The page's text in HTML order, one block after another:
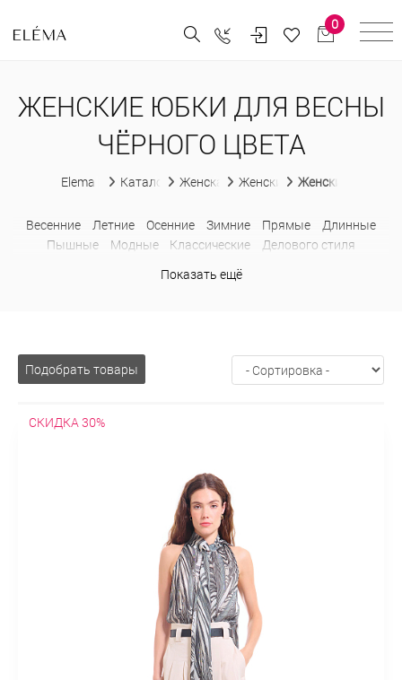
0
ЖЕНСКИЕ ЮБКИ ДЛЯ ВЕСНЫ
ЧЁРНОГО ЦВЕТА
Elema Каталог Женская одеждаЖенские юбкиЖенские юбки
Весенние Летние Осенние Зимние Прямые
Длинные
Пышные
Модные Классические
Делового стиля
Из искусственной кожи
Шерстяные
Показать ещё
Подобрать товары
СКИДКА 30%